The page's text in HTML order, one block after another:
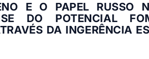
E O PAPEL RUSSO
DO POTENCIAL
DA INGERÊNCIA